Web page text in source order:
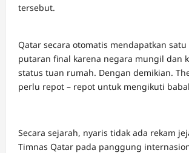
tersebut.
Qatar secara otomatis mendapatkan
putaran final karena negara mungil dan
status tuan rumah. Dengan demikian.
perlu repot – repot untuk mengikuti
Secara sejarah, nyaris tidak ada rekam
Timnas Qatar pada panggung